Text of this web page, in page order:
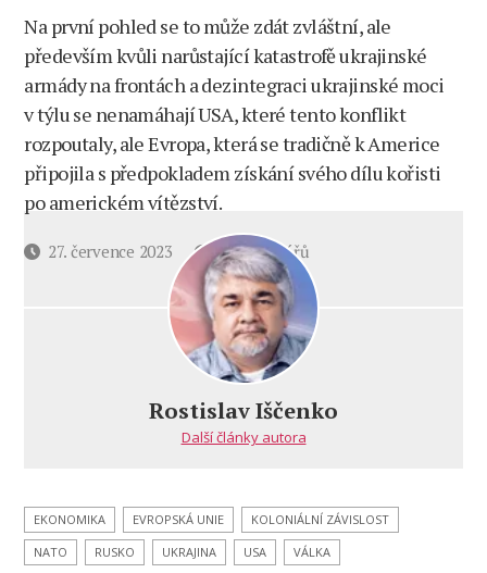
Na první pohled se to může zdát zvláštní, ale
především kvůli narůstající katastrofě ukrajinské
armády na frontách a dezintegraci ukrajinské moci
v týlu se nenamáhají USA, které tento konflikt
rozpoutaly, ale Evropa, která se tradičně k Americe
připojila s předpokladem získání svého dílu kořisti
po americkém vítězství.
Datum27. července 2023 5 komentářůu
textu
s
názvem
Co
rychlý
se
zmítá
před
Rostislav Iščenko
Další články autora
EKONOMIKA EVROPSKÁ UNIE
KOLONIÁLNÍ ZÁVISLOST
NATO
RUSKO UKRAJINA USA VÁLKA